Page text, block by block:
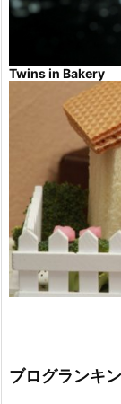
Twins in Bakery
ブログランキ